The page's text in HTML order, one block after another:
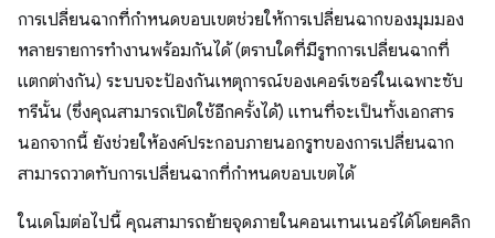
การเปลี่ยนฉากที่กำหนดขอบเขตช่วยให้การเปลี่ยนฉากของมุมมอง
หลายรายการทำงานพร้อมกันได้ (ตราบใดที่มีรูทการเปลี่ยนฉากที่
แตกต่างกัน) ระบบจะป้องกันเหตุการณ์ของเคอร์เซอร์ในเฉพาะซับ
ทรีนั้น (ซึ่งคุณสามารถเปิดใช้อีกครั้งได้) แทนที่จะเป็นทั้งเอกสาร
นอกจากนี้ ยังช่วยให้องค์ประกอบภายนอกรูทของการเปลี่ยนฉาก
สามารถวาดทับการเปลี่ยนฉากที่กำหนดขอบเขตได้
ในเดโมต่อไปนี้ คุณสามารถย้ายจุดภายในคอนเทนเนอร์ได้โดยคลิก